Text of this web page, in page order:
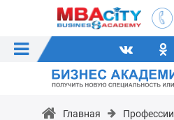
Главная Профессии